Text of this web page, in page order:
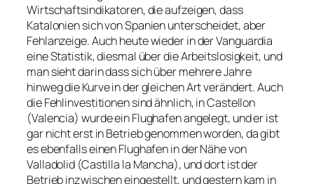
Wirtschaftsindikatoren, die aufzeigen, dass
Katalonien sich von Spanien unterscheidet, aber
Fehlanzeige. Auch heute wieder in der Vanguardia
eine Statistik, diesmal über die Arbeitslosigkeit, und
man sieht darin dass sich über mehrere Jahre
hinweg die Kurve in der gleichen Art verändert. Auch
die Fehlinvestitionen sind ähnlich, in Castellon
(Valencia) wurde ein Flughafen angelegt, und er ist
gar nicht erst in Betrieb genommen worden, da gibt
es ebenfalls einen Flughafen in der Nähe von
Valladolid (Castilla la Mancha), und dort ist der
Betrieb inzwischen eingestellt, und gestern kam in